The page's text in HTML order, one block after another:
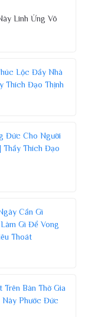
Linh Ứng Vô
Lộc Đầy Nhà
Thích Đạo Thịnh
Đức Cho Người
Thầy Thích Đạo
Cần Gì
Gì Để Vong
Thoát
Trên Bàn Thờ Gia
Này Phước Đức